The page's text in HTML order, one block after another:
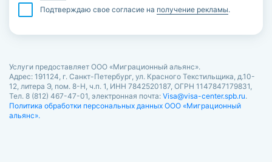
Подтверждаю свое согласие на получение рекламы.
Услуги предоставляет ООО «Миграционный альянс».
Адрес: 191124, г. Санкт-Петербург, ул. Красного Текстильщика, д.10-
12, литера Э, пом. 8-Н, ч.п. 1, ИНН 7842520187, ОГРН 1147847179831,
Тел. 8 (812) 467-47-01, электронная почта: Visa@visa-center.spb.ru.
Политика обработки персональных данных ООО «Миграционный
альянс».